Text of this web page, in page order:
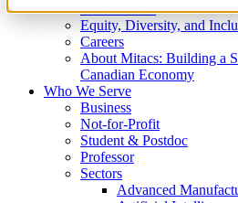
What We Do
Equity, Diversity, and
Careers
About Mitacs: Building a
Canadian Economy
Who We Serve
Business
Not-for-Profit
Student & Postdoc
Professor
Sectors
Advanced